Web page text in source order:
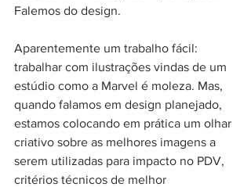
Falemos do design.
Aparentemente um trabalho fácil:
trabalhar com ilustrações vindas de um
estúdio como a Marvel é moleza. Mas,
quando falamos em design planejado,
estamos colocando em prática um olhar
criativo sobre as melhores imagens a
serem utilizadas para impacto no PDV,
critérios técnicos de melhor